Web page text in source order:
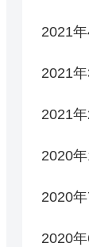
2021年
2021年
2021年
2020年
2020年
2020年